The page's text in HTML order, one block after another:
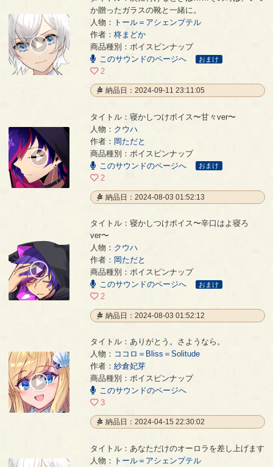
次に付けるときは……その時は、いつか贈ったガラスの靴と一緒に。
00:00
00:22
か贈ったガラスの靴と一緒に。
人物： トール＝アシェンプテル
作者： 柊まどか
商品種別：ボイスピンナップ
このサウンドのページへ
おまけ
2
納品日：2024-09-11 23:11:05
寝かしつけボイス〜甘々ver〜 - 岡ただと
タイトル：寝かしつけボイス〜甘々ver〜
人物： クウハ
作者： 岡ただと
商品種別：ボイスピンナップ
このサウンドのページへ
おまけ
2
納品日：2024-08-03 01:52:13
寝かしつけボイス〜辛口はよ寝ろver〜
00:00
00:33
タイトル：寝かしつけボイス〜辛口はよ寝ろ
ver〜
人物： クウハ
作者： 岡ただと
商品種別：ボイスピンナップ
このサウンドのページへ
おまけ
2
納品日：2024-08-03 01:52:12
ありがとう。さようなら。 - 紗倉妃芽
タイトル：ありがとう。さようなら。
人物： ココロ＝Bliss＝Solitude
作者： 紗倉妃芽
商品種別：ボイスピンナップ
このサウンドのページへ
3
納品日：2024-04-15 22:30:02
タイトル：あなただけのオーロラを差し上げます
人物： トール＝アシェンプテル